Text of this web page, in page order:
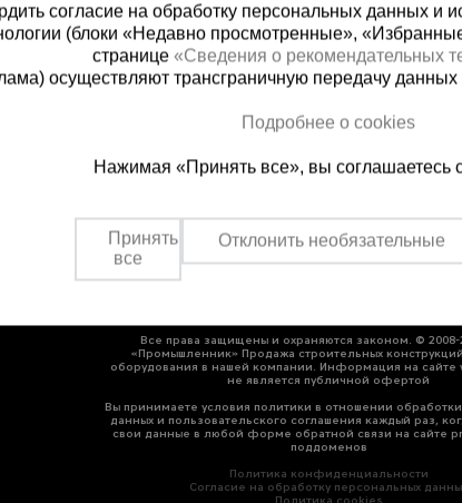
8 (800) 200-25-90
Заказать звонок
+7
Вс:
Все права защищены и охраняются законом. ©
«Промышленник» Продажа строительных
оборудования в нашей компании. Информация на сайте
не является публичной офертой
Вы принимаете условия политики в отношении
данных и пользовательского соглашения каждый раз,
свои данные в любой форме обратной связи на сайте
поддоменов
Политика конфиденциальности
Согласие на обработку персональных
согласие на обработку персональных данных и
(блоки «Недавно просмотренные»,
странице «Сведения о рекомендательных
осуществляют трансграничную передачу
Подробнее о cookies
Нажимая «Принять все», вы соглашаетесь
Принять
все
Отклонить необязательные